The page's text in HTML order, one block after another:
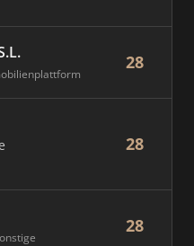
28
28
28